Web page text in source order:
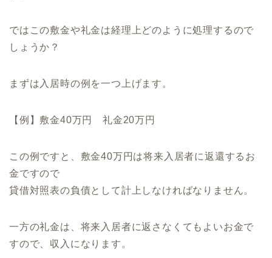
ではこの敷金や礼金は経理上どのように処理するので
しょうか？
まずは入居時の例を一つ上げます。
【例】敷金40万円 礼金20万円
この例ですと、敷金40万円は将来入居者に返還するお
金ですので
貸借対照表の負債として計上しなければなりません。
一方の礼金は、将来入居者に返さなくてもよいお金で
すので、収入になります。